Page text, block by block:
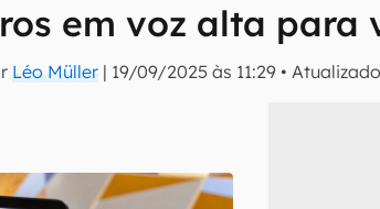
em voz alta para
Léo Müller | 19/09/2025 às 11:29 •Atualizado
e receba notícias e reviews sobre